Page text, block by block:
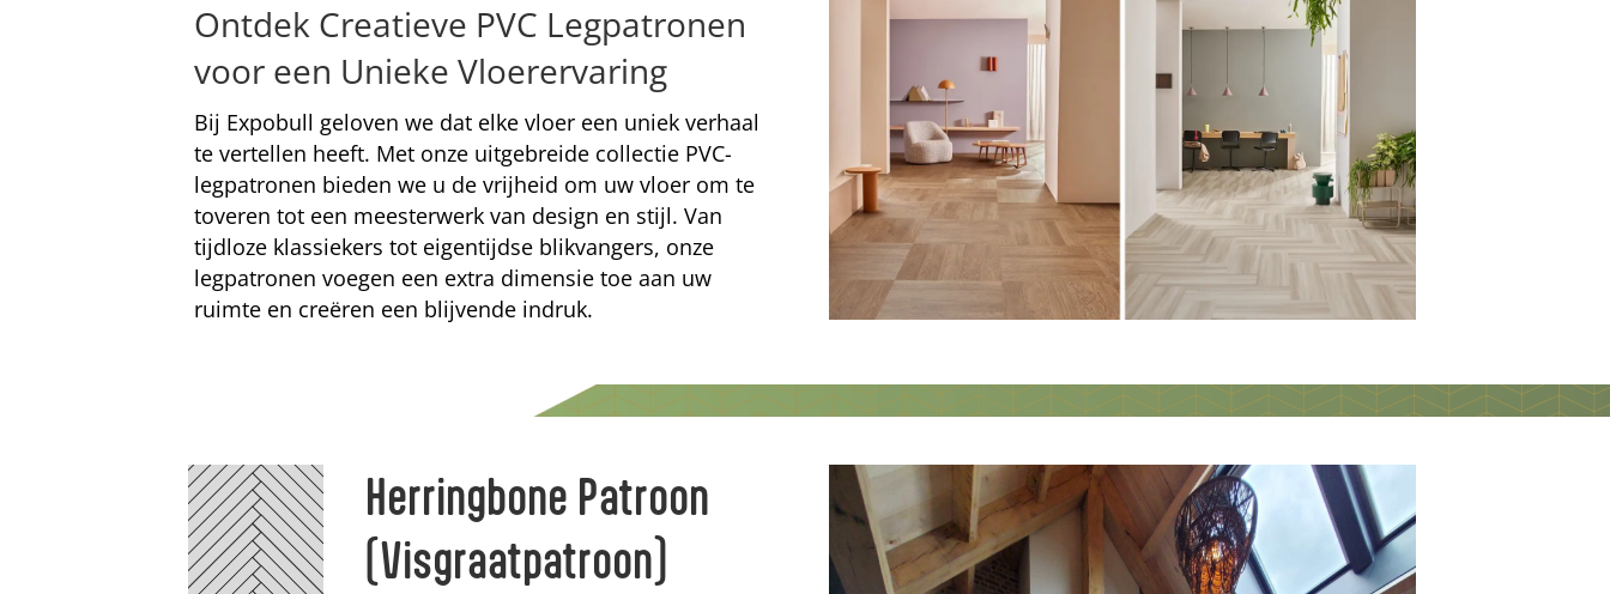
Ontdek Creatieve PVC Legpatronen
voor een Unieke Vloerervaring
Bij Expobull geloven we dat elke vloer een uniek verhaal
te vertellen heeft. Met onze uitgebreide collectie PVC-
legpatronen bieden we u de vrijheid om uw vloer om te
toveren tot een meesterwerk van design en stijl. Van
tijdloze klassiekers tot eigentijdse blikvangers, onze
legpatronen voegen een extra dimensie toe aan uw
ruimte en creëren een blijvende indruk.
Herringbone Patroon
(Visgraatpatroon)